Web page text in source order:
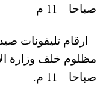
صباحا – 11 م
صباحا – 11 م.